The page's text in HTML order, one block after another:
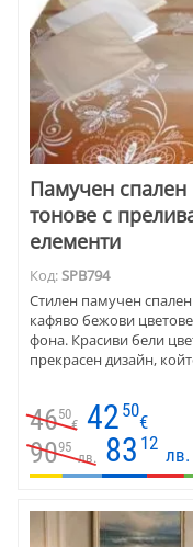
Памучен
тонове с
елементи
Код:SPB794
Стилен памучен
кафяво бежови
фона. Красиви бели
прекрасен дизайн,
4650
€ 42 50
€
9095
лв. 83 12
лв.